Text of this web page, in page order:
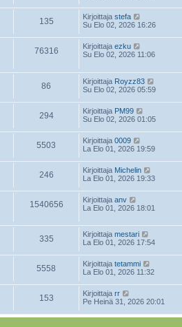
135 Kirjoittaja stefa
Su Elo 02, 2026 16:26
76316 Kirjoittaja ezku
Su Elo 02, 2026 11:06
86 Kirjoittaja Royzz83
Su Elo 02, 2026 05:59
294 Kirjoittaja PM99
Su Elo 02, 2026 01:05
5503 Kirjoittaja 0009
La Elo 01, 2026 19:59
246 Kirjoittaja Michelin
La Elo 01, 2026 19:33
1540656 Kirjoittaja anv
La Elo 01, 2026 18:01
335 Kirjoittaja mestari
La Elo 01, 2026 17:54
5558 Kirjoittaja tetammi
La Elo 01, 2026 11:32
153 Kirjoittaja rr
Pe Heinä 31, 2026 20:01